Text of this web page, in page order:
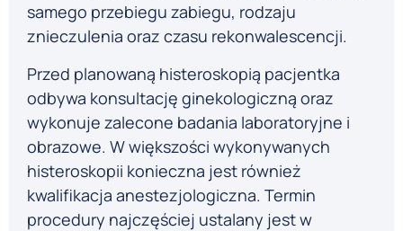
samego przebiegu zabiegu, rodzaju
znieczulenia oraz czasu rekonwalescencji.
Przed planowaną histeroskopią pacjentka
odbywa konsultację ginekologiczną oraz
wykonuje zalecone badania laboratoryjne i
obrazowe. W większości wykonywanych
histeroskopii konieczna jest również
kwalifikacja anestezjologiczna. Termin
procedury najczęściej ustalany jest w